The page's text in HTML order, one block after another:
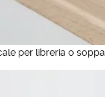
per libreria o